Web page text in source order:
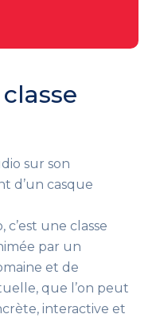
sur son
d’un casque
une classe
par un
et de
que l’on peut
interactive et